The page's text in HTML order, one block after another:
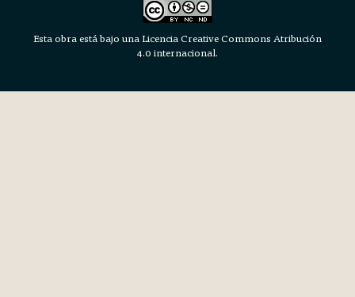
Esta obra está bajo una Licencia Creative Commons Atribución
4.0 internacional.